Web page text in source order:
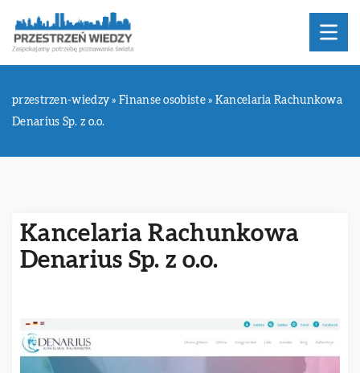
przestrzen-wiedzy »Finanse osobiste» Kancelaria Rachunkowa
Denarius Sp. z o.o.
Kancelaria Rachunkowa
Denarius Sp. z o.o.